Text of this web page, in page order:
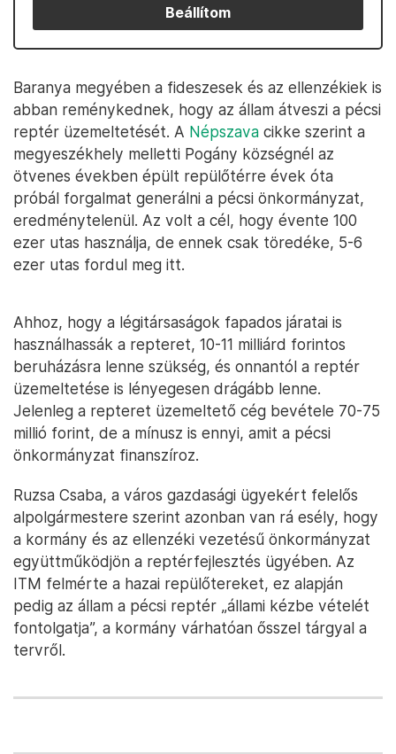
Beállítom
Baranya megyében a fideszesek és az ellenzékiek is
abban reménykednek, hogy az állam átveszi a pécsi
reptér üzemeltetését. A Népszava cikke szerint a
megyeszékhely melletti Pogány községnél az
ötvenes években épült repülőtérre évek óta
próbál forgalmat generálni a pécsi önkormányzat,
eredménytelenül. Az volt a cél, hogy évente 100
ezer utas használja, de ennek csak töredéke, 5-6
ezer utas fordul meg itt.
Ahhoz, hogy a légitársaságok fapados járatai is
használhassák a repteret, 10-11 milliárd forintos
beruházásra lenne szükség, és onnantól a reptér
üzemeltetése is lényegesen drágább lenne.
Jelenleg a repteret üzemeltető cég bevétele 70-75
millió forint, de a mínusz is ennyi, amit a pécsi
önkormányzat finanszíroz.
Ruzsa Csaba, a város gazdasági ügyekért felelős
alpolgármestere szerint azonban van rá esély, hogy
a kormány és az ellenzéki vezetésű önkormányzat
együttműködjön a reptérfejlesztés ügyében. Az
ITM felmérte a hazai repülőtereket, ez alapján
pedig az állam a pécsi reptér „állami kézbe vételét
fontolgatja”, a kormány várhatóan ősszel tárgyal a
tervről.